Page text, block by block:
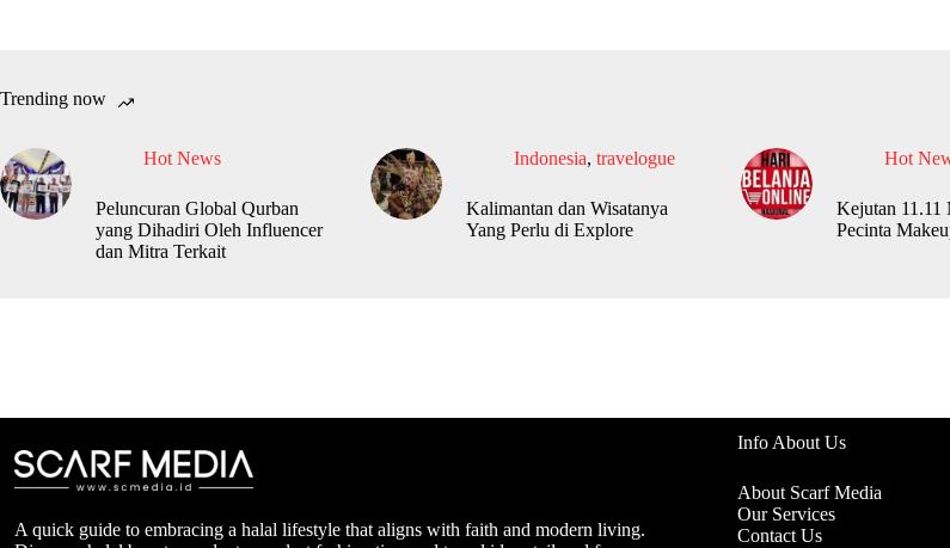
Trending now
Hot News
Peluncuran Global Qurban
yang Dihadiri Oleh Influencer
dan Mitra Terkait
Indonesia, travelogue
Kalimantan dan Wisatanya
Yang Perlu di Explore
Hot
Kejutan 11.11
Pecinta
A quick guide to embracing a halal lifestyle that aligns with faith and modern living.
Info About Us
About Scarf Media
Our Services
Contact Us